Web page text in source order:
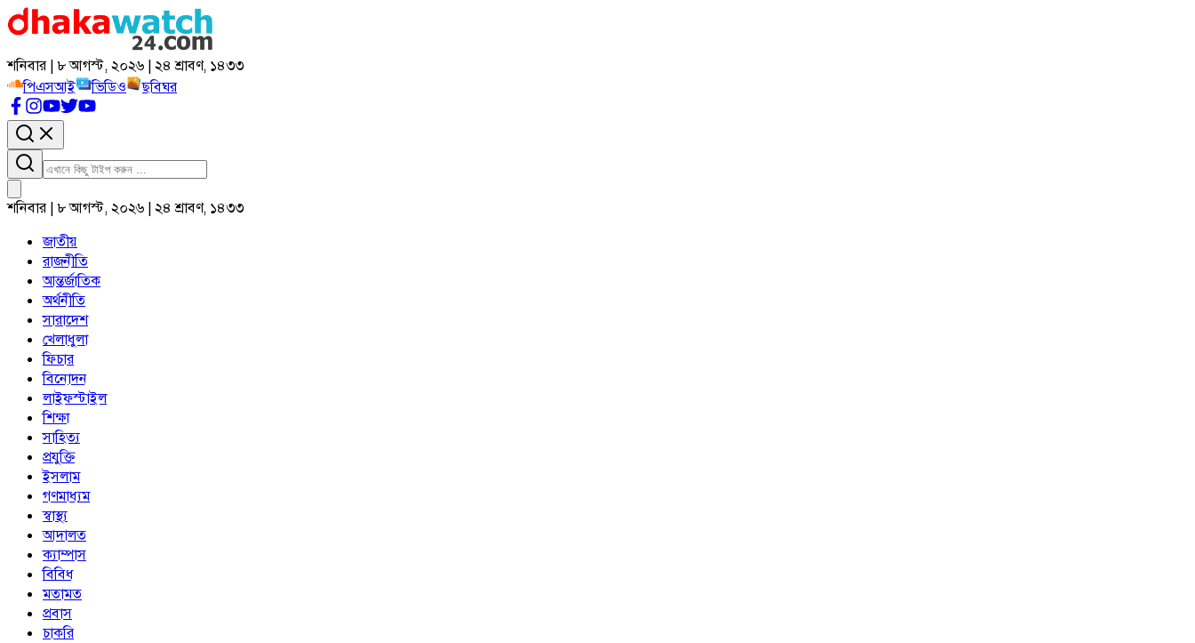
শনিবার | ৮ আগস্ট, ২০২৬ | ২৪ শ্রাবণ, ১৪৩৩
পিএসআই
ভিডিও ছবিঘর
শনিবার | ৮ আগস্ট, ২০২৬ | ২৪ শ্রাবণ, ১৪৩৩
জাতীয়
রাজনীতি
আন্তর্জাতিক
অর্থনীতি
সারাদেশ
খেলাধুলা
ফিচার
বিনোদন
লাইফস্টাইল
শিক্ষা
সাহিত্য
প্রযুক্তি
ইসলাম
গণমাধ্যম
স্বাস্থ্য
আদালত
ক্যাম্পাস
বিবিধ
মতামত
প্রবাস
চাকরি